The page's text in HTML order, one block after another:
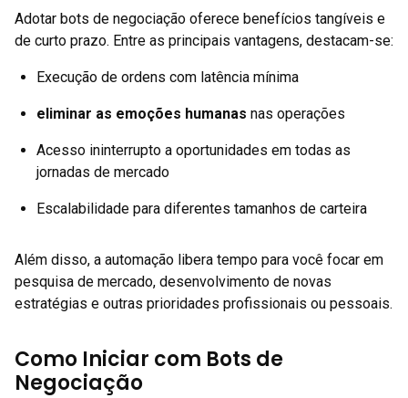
Adotar bots de negociação oferece benefícios tangíveis e
de curto prazo. Entre as principais vantagens, destacam-se:
Execução de ordens com latência mínima
eliminar as emoções humanas nas operações
Acesso ininterrupto a oportunidades em todas as
jornadas de mercado
Escalabilidade para diferentes tamanhos de carteira
Além disso, a automação libera tempo para você focar em
pesquisa de mercado, desenvolvimento de novas
estratégias e outras prioridades profissionais ou pessoais.
Como Iniciar com Bots de
Negociação